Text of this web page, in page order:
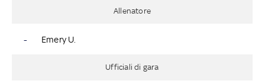
Allenatore
- Emery U.
Ufficiali di gara